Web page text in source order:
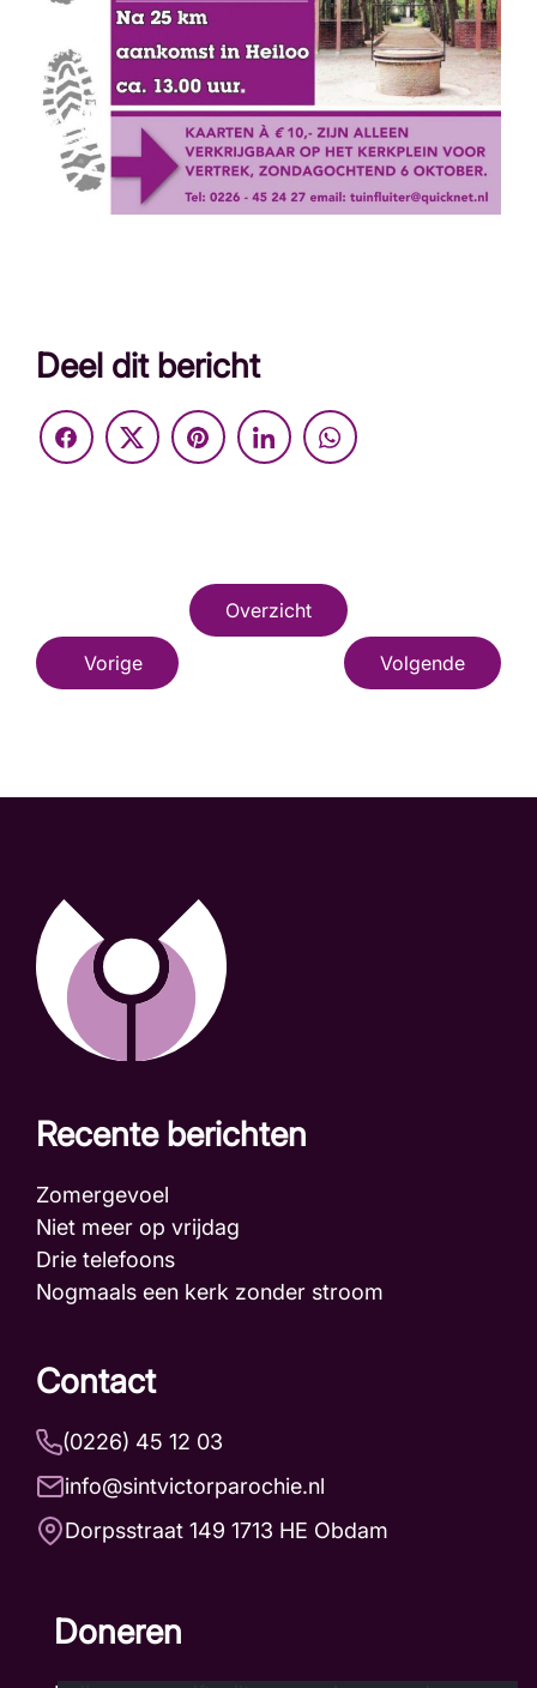
Deel dit bericht
Overzicht
Vorige Volgende
Recente berichten
Zomergevoel
Niet meer op vrijdag
Drie telefoons
Nogmaals een kerk zonder stroom
Contact
(0226) 45 12 03
info@sintvictorparochie.nl
Dorpsstraat 149 1713 HE Obdam
Doneren